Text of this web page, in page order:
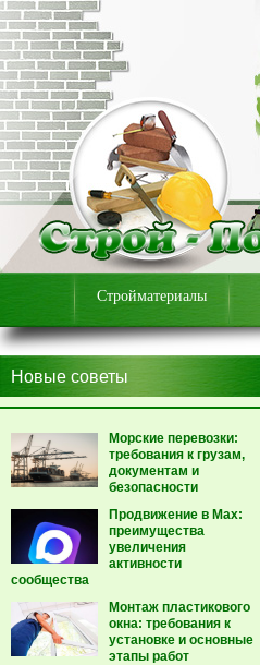
Стройматериалы
Новые советы
Морские перевозки:
требования к грузам,
документам и
безопасности
Продвижение в Max:
преимущества
увеличения
активности
сообщества
Монтаж пластикового
окна: требования к
установке и основные
этапы работ